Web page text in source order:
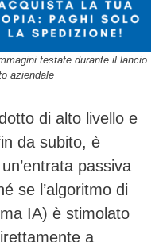
testate durante il lancio
aziendale
di alto livello e
da subito, è
passiva
se l’algoritmo di
IA) è stimolato
a